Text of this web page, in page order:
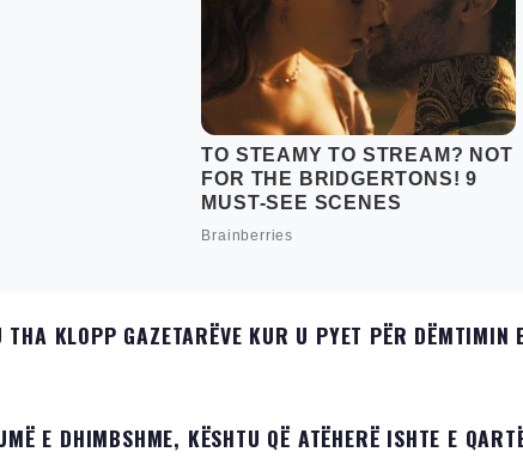
KLOPP GAZETARËVE KUR U PYET PËR DËMTIMIN
E DHIMBSHME, KËSHTU QË ATËHERË ISHTE E